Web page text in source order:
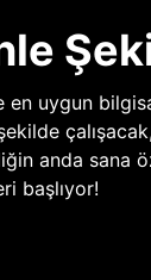
en uygun
anda sana
başlıyor!